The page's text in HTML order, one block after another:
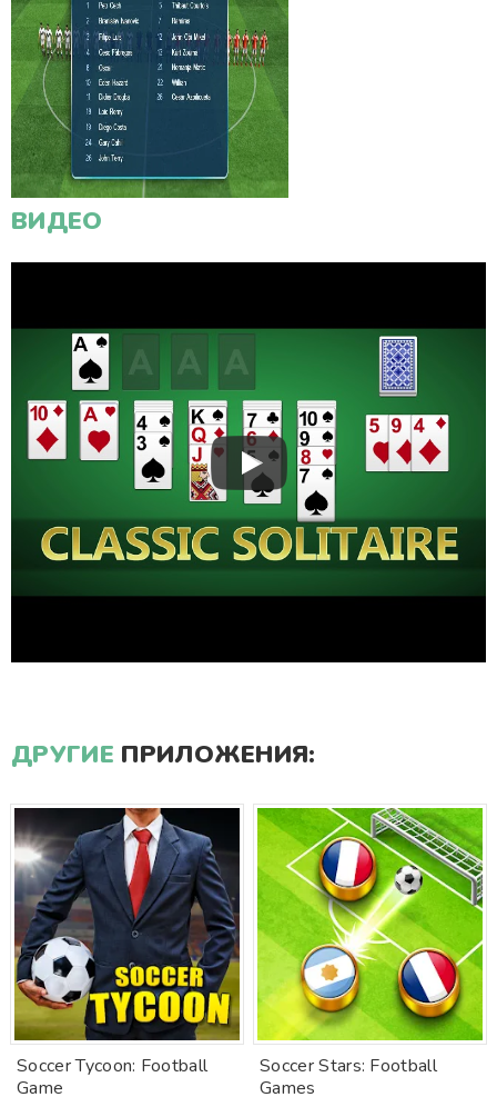
ВИДЕО
ДРУГИЕ ПРИЛОЖЕНИЯ:
Soccer Tycoon: Football
Game
Soccer Stars: Football
Games